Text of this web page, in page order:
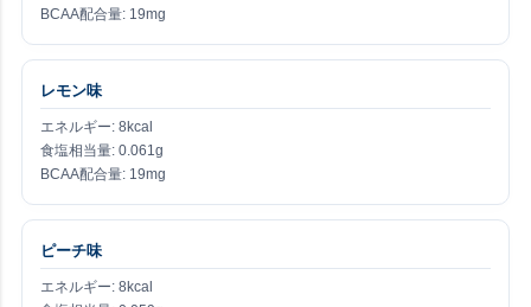
BCAA配合量: 19mg
レモン味
エネルギー: 8kcal
食塩相当量: 0.061g
BCAA配合量: 19mg
ピーチ味
エネルギー: 8kcal